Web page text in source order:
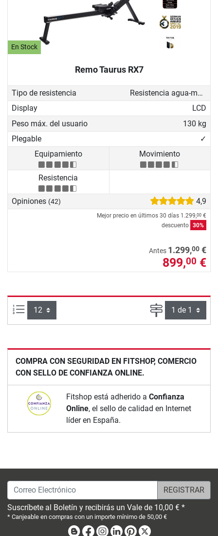
En Stock
Remo Taurus RX7
Tipo de resistencia
Resistencia agua-magnética
Display
LCD
Peso máx. del usuario
130 kg
Plegable
✓
Equipamiento
Movimiento
Resistencia
Opiniones (42) 4,9
Mejor precio en últimos 30 días 1.299,00 €
descuento 30%
Antes 1.299,00 €
899,00 €
Artículos por página: Página
COMPRA CON SEGURIDAD EN FITSHOP, COMERCIO
CON SELLO DE CONFIANZA ONLINE.
Fitshop está adherido a Confianza
Online, el sello de calidad en Internet
líder en España.
Correo Electrónico
Suscríbete al Boletín y recibirás un Vale de 10,00 € *
* Canjeable en compras con un importe mínimo de 50,00 €
BlogFacebook
Instagram
LinkedinPinterest